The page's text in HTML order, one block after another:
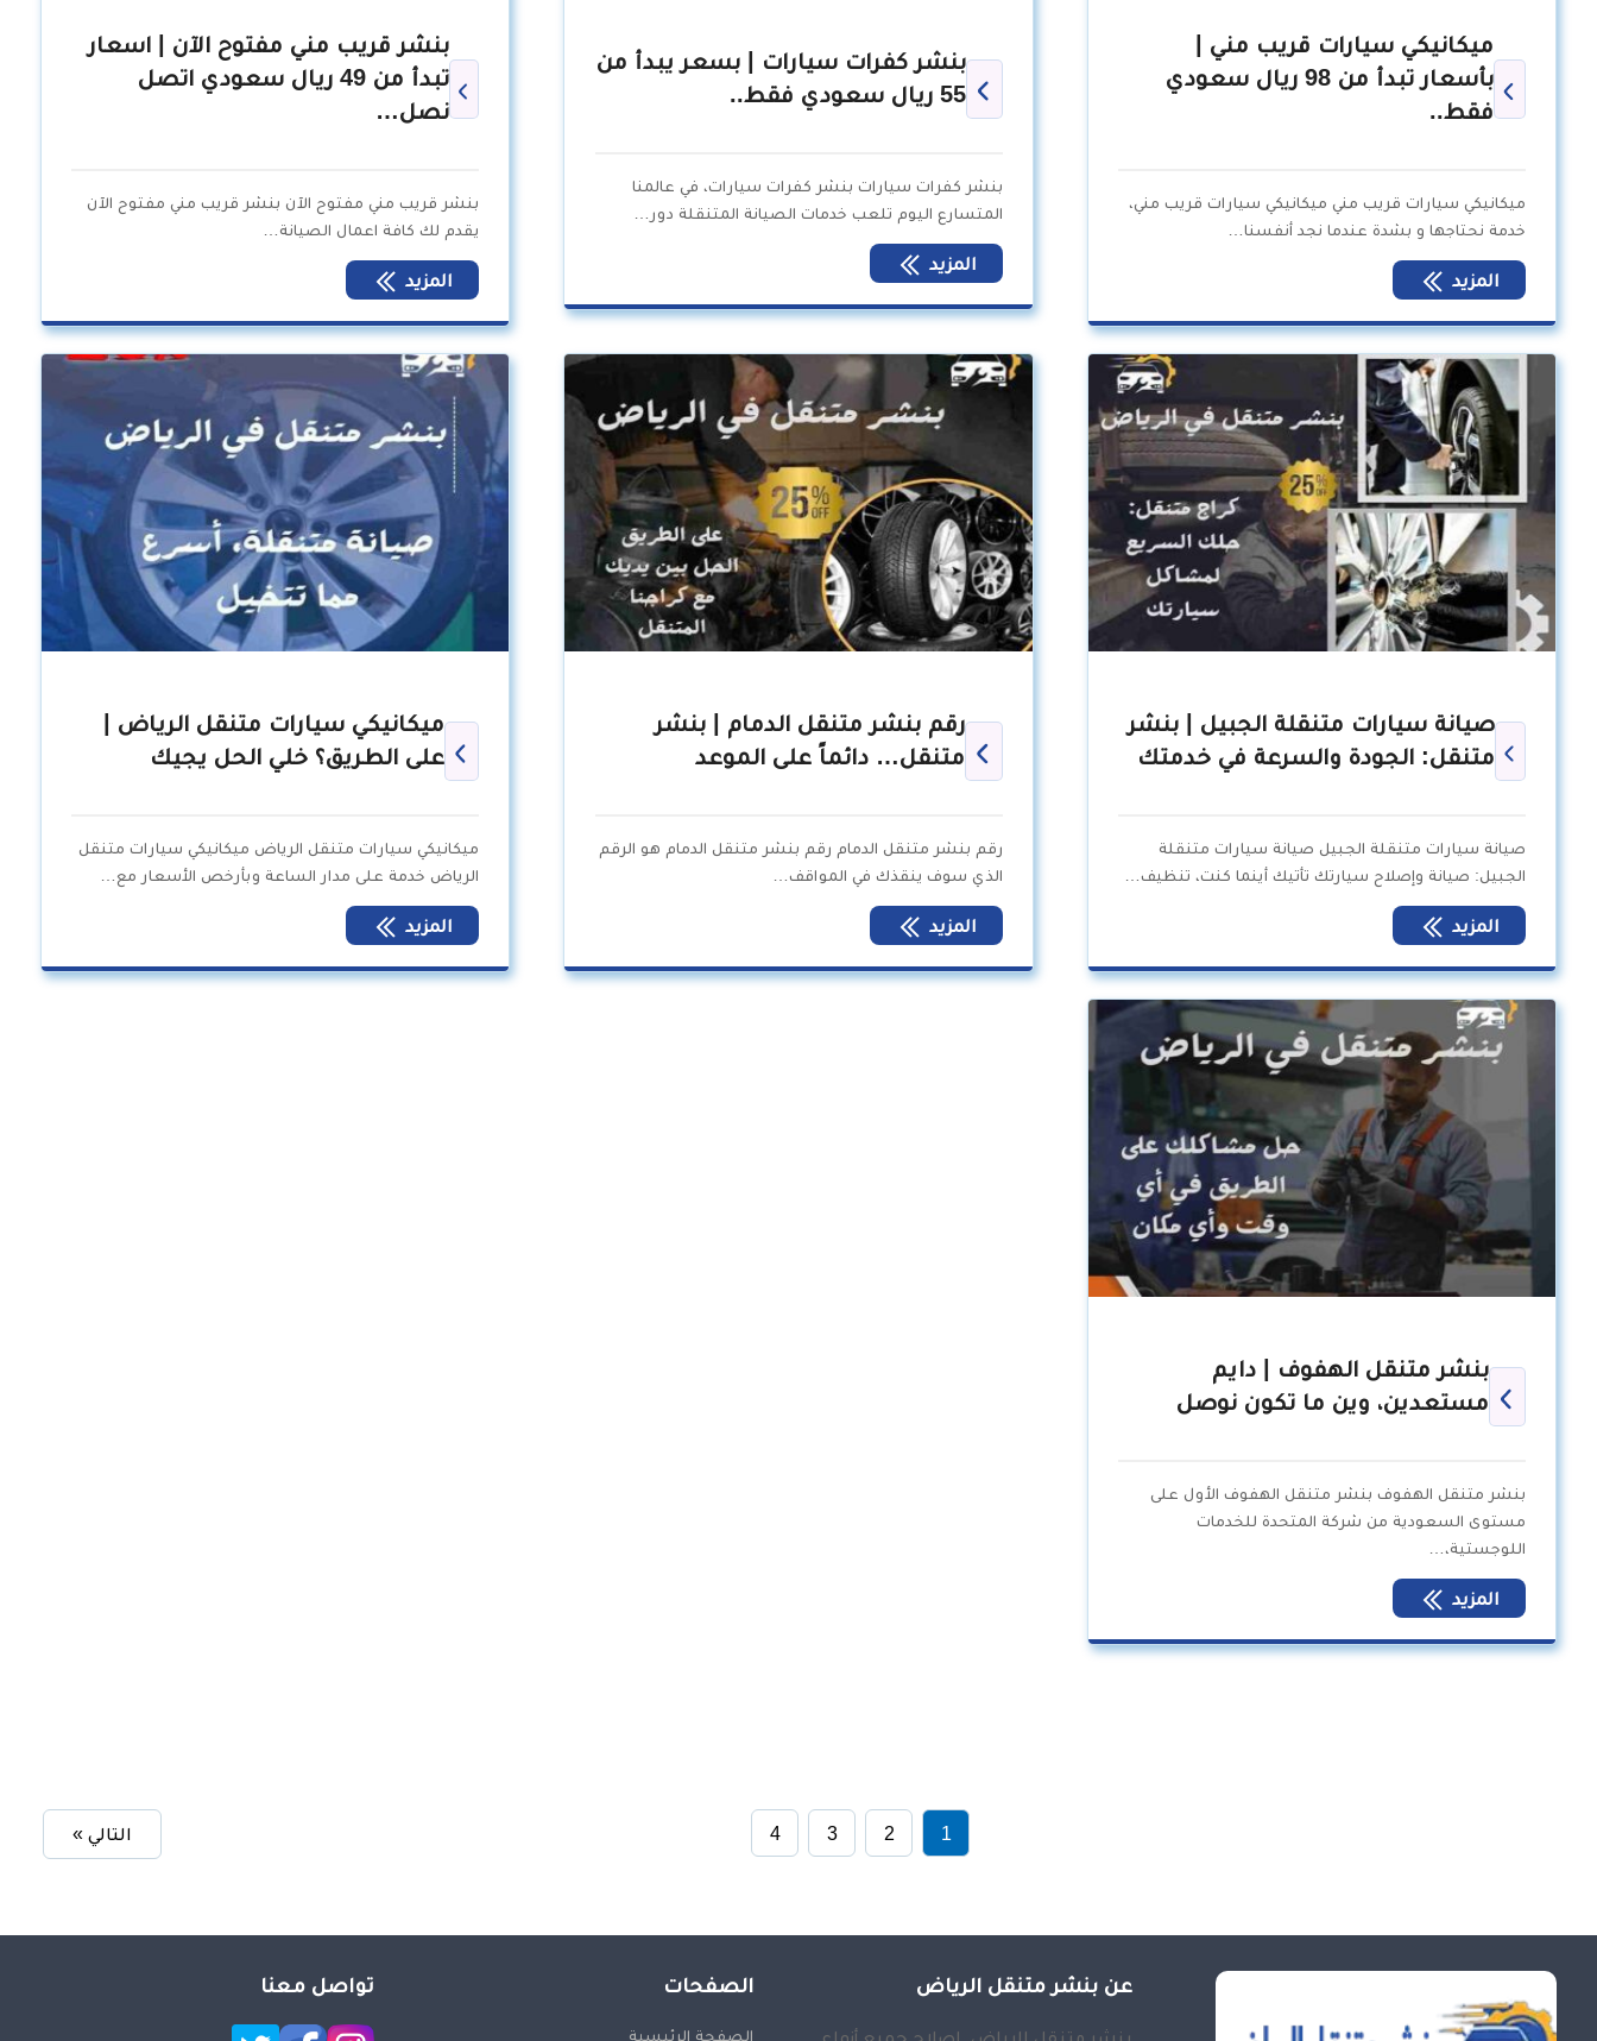
ميكانيكي سيارات قريب مني |
بأسعار تبدأ من 98 ريال سعودي
فقط..
ميكانيكي سيارات قريب مني ميكانيكي سيارات قريب مني،
خدمة نحتاجها و بشدة عندما نجد أنفسنا…
المزيد
بنشر كفرات سيارات | بسعر يبدأ من
55 ريال سعودي فقط..
بنشر كفرات سيارات بنشر كفرات سيارات، في عالمنا
المتسارع اليوم تلعب خدمات الصيانة المتنقلة دور…
المزيد
بنشر قريب مني مفتوح الآن | اسعار
تبدأ من 49 ريال سعودي اتصل
نصل…
بنشر قريب مني مفتوح الآن بنشر قريب مني مفتوح الآن
يقدم لك كافة اعمال الصيانة…
المزيد
صيانة سيارات متنقلة الجبيل | بنشر
متنقل: الجودة والسرعة في خدمتك
صيانة سيارات متنقلة الجبيل صيانة سيارات متنقلة
الجبيل: صيانة وإصلاح سيارتك تأتيك أينما كنت، تنظيف…
المزيد
رقم بنشر متنقل الدمام | بنشر
متنقل… دائماً على الموعد
رقم بنشر متنقل الدمام رقم بنشر متنقل الدمام هو الرقم
الذي سوف ينقذك في المواقف…
المزيد
ميكانيكي سيارات متنقل الرياض |
على الطريق؟ خلي الحل يجيك
ميكانيكي سيارات متنقل الرياض ميكانيكي سيارات متنقل
الرياض خدمة على مدار الساعة وبأرخص الأسعار مع…
المزيد
بنشر متنقل الهفوف | دايم
مستعدين، وين ما تكون نوصل
بنشر متنقل الهفوف بنشر متنقل الهفوف الأول على
مستوى السعودية من شركة المتحدة للخدمات
اللوجستية،…
المزيد
1
2
3
4 التالي »
عن بنشر متنقل الرياض الصفحات
الصفحة الرئيسية
تواصل معنا